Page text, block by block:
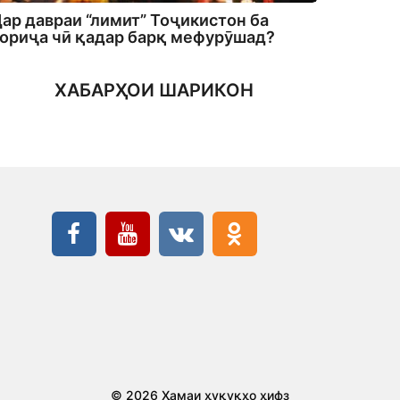
давраи “лимит” Тоҷикистон ба
чӣ қадар барқ мефурӯшад?
ХАБАРҲОИ ШАРИКОН
© 2026 Ҳамаи ҳуқуқҳо ҳифз